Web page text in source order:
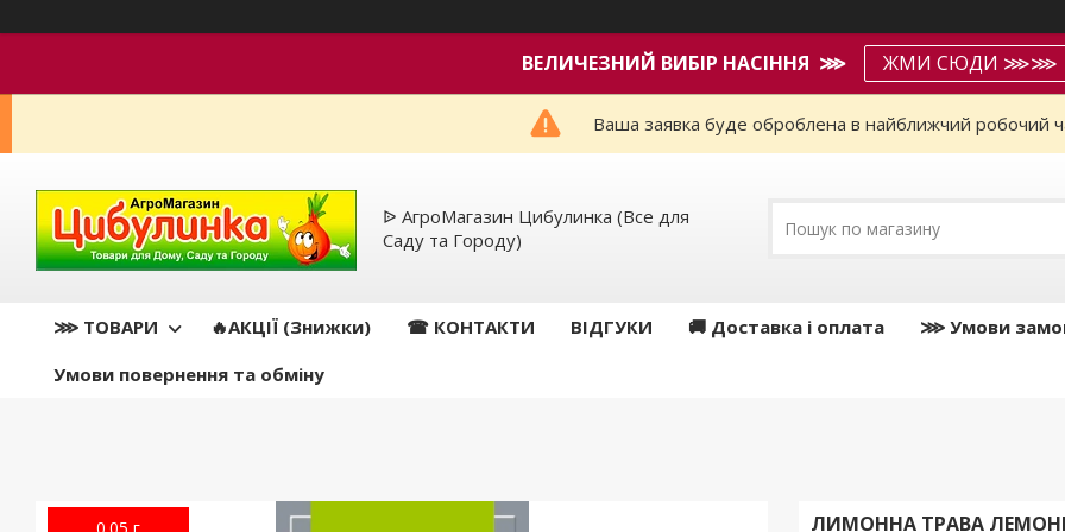
ВЕЛИЧЕЗНИЙ ВИБІР НАСІННЯ ⋙ ЖМИ СЮДИ ⋙⋙
Ваша заявка буде оброблена в найближчий робочий
ᐉ АгроМагазин Цибулинка (Все для
Саду та Городу)
⋙ ТОВАРИ 🔥АКЦІЇ (Знижки) ☎ КОНТАКТИ ВІДГУКИ 🚚 Доставка і оплата
⋙ Умови
Умови повернення та обміну
ЛИМОННА ТРАВА